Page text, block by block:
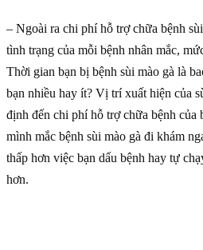
– Ngoài ra chi phí hỗ trợ chữa bệnh
tình trạng của mỗi bệnh nhân mắc,
Thời gian bạn bị bệnh sùi mào gà là
bạn nhiều hay ít? Vị trí xuất hiện của
định đến chi phí hỗ trợ chữa bệnh của
mình mắc bệnh sùi mào gà đi khám
thấp hơn việc bạn dấu bệnh hay tự
hơn.